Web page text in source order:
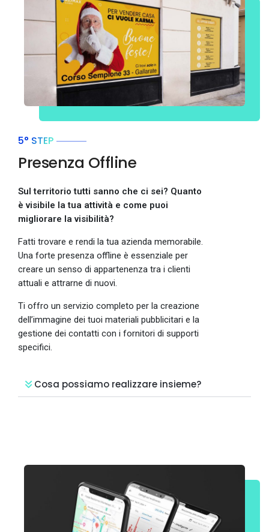
5° STEP
Presenza Offline
Sul territorio tutti sanno che ci sei? Quanto
è visibile la tua attività e come puoi
migliorare la visibilità?
Fatti trovare e rendi la tua azienda memorabile.
Una forte presenza offline è essenziale per
creare un senso di appartenenza tra i clienti
attuali e attrarne di nuovi.
Ti offro un servizio completo per la creazione
dell’immagine dei tuoi materiali pubblicitari e la
gestione dei contatti con i fornitori di supporti
specifici.
Cosa possiamo realizzare insieme?